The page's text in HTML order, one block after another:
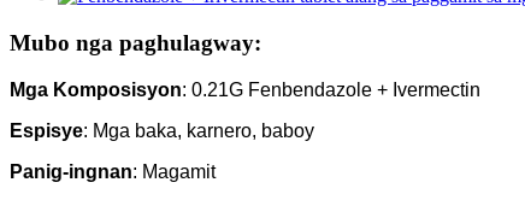
Mubo nga paghulagway:
Mga Komposisyon: 0.21G Fenbendazole + Ivermectin
Espisye: Mga baka, karnero, baboy
Panig-ingnan: Magamit